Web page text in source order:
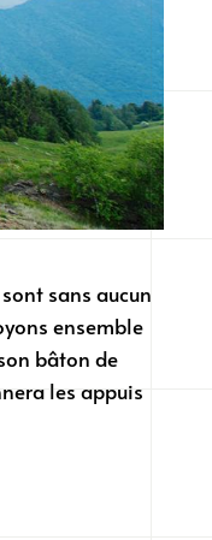
sans aucun
ensemble
bâton de
les appuis